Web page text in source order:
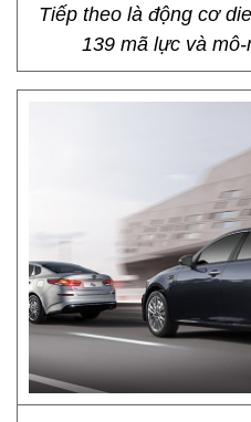
Tiếp theo là động cơ
139 mã lực và